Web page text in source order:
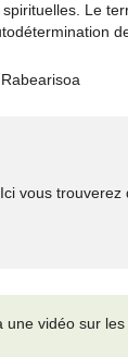
Le
Ici vous trouverez
une vidéo sur les